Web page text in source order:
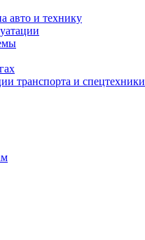
авто и технику
транспорта и спецтехники